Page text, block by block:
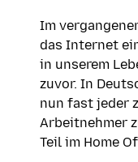
Im
das Internet
in unserem
zuvor. In
nun fast jeder
Arbeitnehmer
Teil im Home